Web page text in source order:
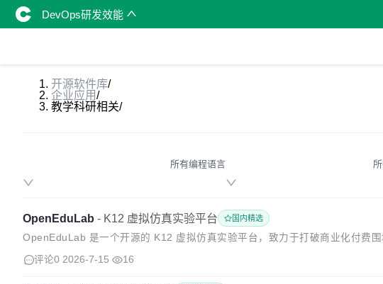
DevOps研发效能
开源软件库/
企业应用/
教学科研相关/
所有编程语言
OpenEduLab - K12 虚拟仿真实验平台 国内精选
OpenEduLab 是一个开源的 K12 虚拟仿真实验平台，致力于打破商业化付费
特性 说明 🔬 多学科支持 物理实验已实现（自由落体、斜抛运动），...
评论0 2026-7-15 16